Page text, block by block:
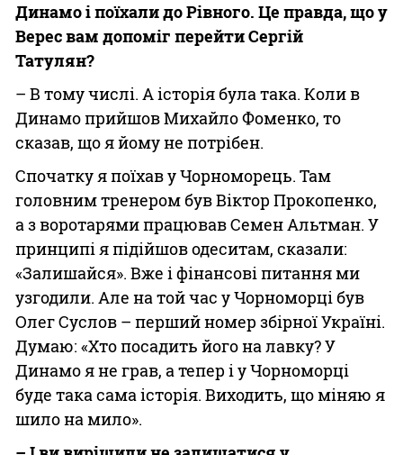
Динамо і поїхали до Рівного. Це правда, що у
Верес вам допоміг перейти Сергій
Татулян?
– В тому числі. А історія була така. Коли в
Динамо прийшов Михайло Фоменко, то
сказав, що я йому не потрібен.
Спочатку я поїхав у Чорноморець. Там
головним тренером був Віктор Прокопенко,
а з воротарями працював Семен Альтман. У
принципі я підійшов одеситам, сказали:
«Залишайся». Вже і фінансові питання ми
узгодили. Але на той час у Чорноморці був
Олег Суслов – перший номер збірної Україні.
Думаю: «Хто посадить його на лавку? У
Динамо я не грав, а тепер і у Чорноморці
буде така сама історія. Виходить, що міняю я
шило на мило».